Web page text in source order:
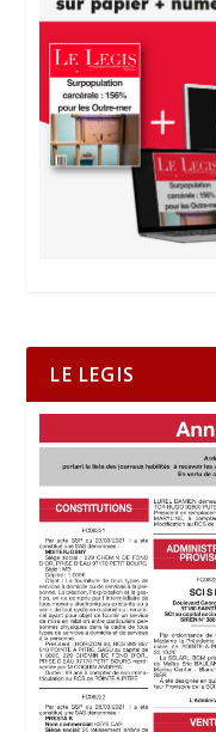
LE LEGIS